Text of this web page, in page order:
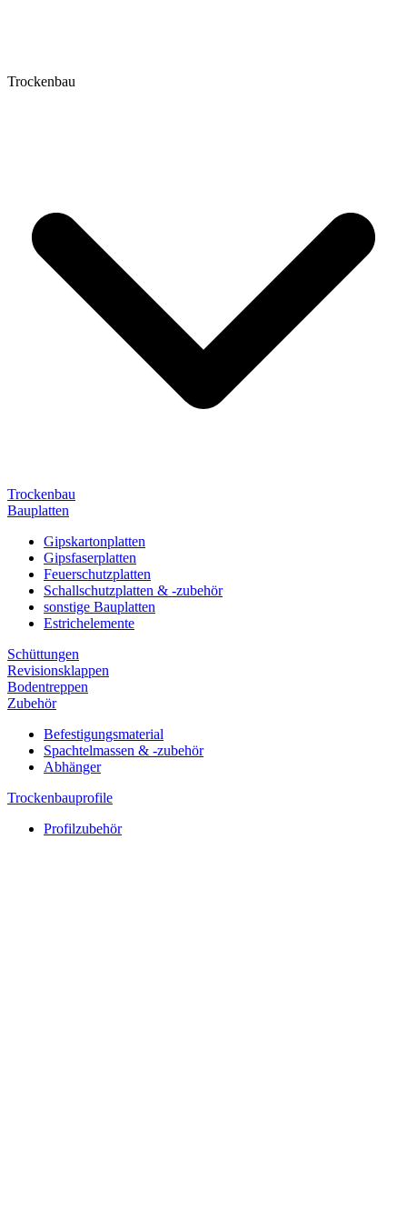
Trockenbau
Trockenbau
Bauplatten
Gipskartonplatten
Gipsfaserplatten
Feuerschutzplatten
Schallschutzplatten & -zubehör
sonstige Bauplatten
Estrichelemente
Schüttungen
Revisionsklappen
Bodentreppen
Zubehör
Befestigungsmaterial
Spachtelmassen & -zubehör
Abhänger
Trockenbauprofile
Profilzubehör